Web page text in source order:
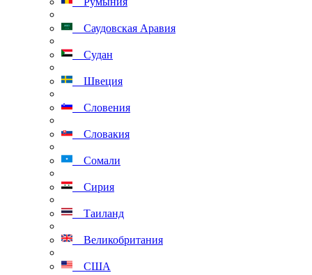
Саудовская Аравия
Судан
Швеция
Словения
Словакия
Сомали
Сирия
Таиланд
Великобритания
США